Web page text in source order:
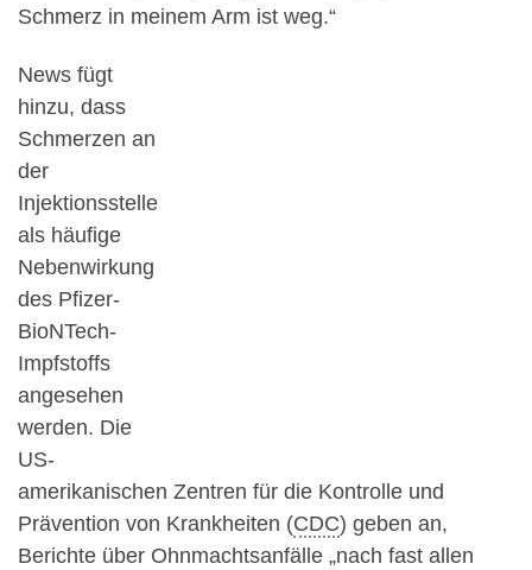
Schmerz in meinem Arm ist weg.“
News fügt
hinzu, dass
Schmerzen an
der
Injektionsstelle
als häufige
Nebenwirkung
des Pfizer-
BioNTech-
Impfstoffs
angesehen
werden. Die
US-
amerikanischen Zentren für die Kontrolle und
Prävention von Krankheiten (CDC) geben an,
Berichte über Ohnmachtsanfälle „nach fast allen